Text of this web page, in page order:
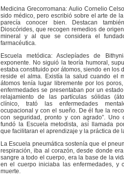
Medicina Grecorromana: Aulio Cornelio
sido médico, pero escribió sobre el arte de
parecía conocer bien. Destacan
Dioscórides, que recogen remedios de
mineral y al que se considera el
farmacéutica.
Escuela metódica: Asclepíades de
exponente. No siguió la teoría humoral,
estaba constituido por átomos, siendo en los
reside el alma. Existía la salud cuando el
átomos tenía lugar libremente por los
enfermedades se presentaban por un
relajamiento de las partículas sólidas
clínico, trató las enfermedades
ocupacional y con el sueño. De él fue la
con seguridad, pronto y con agrado”. Uno
fundó la Escuela metodista, así llamada
que facilitaran el aprendizaje y la práctica de
La Escuela pneumática sostenía que el
respiración, iba al corazón, desde donde
sangre a todo el cuerpo, era la base de la
en el cuerpo iniciaba las enfermedades, y
muerte.